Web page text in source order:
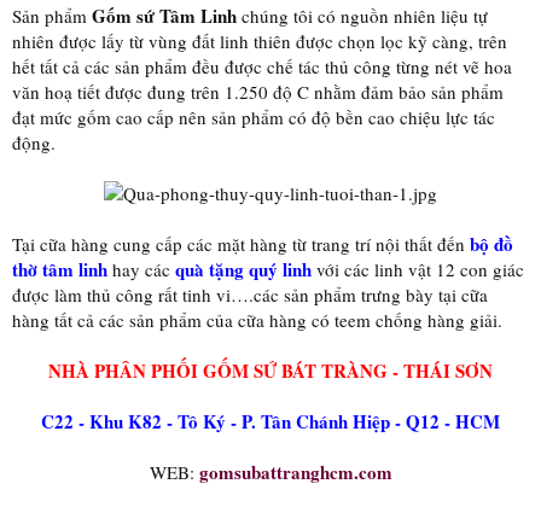
Sản phẩm Gốm sứ Tâm Linh chúng tôi có nguồn nhiên liệu tự
nhiên được lấy từ vùng đất linh thiên được chọn lọc kỹ càng, trên
hết tất cả các sản phẩm đều được chế tác thủ công từng nét vẽ hoa
văn hoạ tiết được đung trên 1.250 độ C nhằm đảm bảo sản phẩm
đạt mức gốm cao cấp nên sản phẩm có độ bền cao chiệu lực tác
động.
Tại cữa hàng cung cấp các mặt hàng từ trang trí nội thất đến bộ đồ
thờ tâm linh hay các quà tặng quý linh với các linh vật 12 con giác
được làm thủ công rất tinh vi….các sản phẩm trưng bày tại cữa
hàng tất cả các sản phẩm của cữa hàng có teem chống hàng giải.
NHÀ PHÂN PHỐI GỐM SỨ BÁT TRÀNG - THÁI SƠN
C22 - Khu K82 - Tô Ký - P. Tân Chánh Hiệp - Q12 - HCM
WEB: gomsubattranghcm.com